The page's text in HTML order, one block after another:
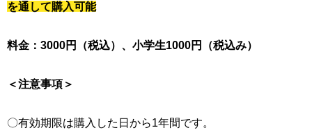
を通して購入可能
料金：3000円（税込）、小学生1000円（税込み）
＜注意事項＞
〇有効期限は購入した日から1年間です。